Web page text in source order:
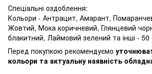
Спеціальні оздоблення:
Кольори - Антрацит, Амарант,
Жовтий, Мока коричневий, Глянцевий
блакитний, Лаймовий зелений та інші - 50
Перед покупкою рекомендуємо
кольори та актуальну наявність